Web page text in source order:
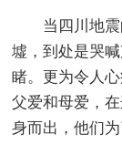
当四川地
墟，到处是哭
睹。更为令人
父爱和母爱，
身而出，他们